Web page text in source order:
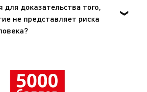
для доказательства того,
не представляет риска
Эти же органы подтвердили, что
не представляют опасности для